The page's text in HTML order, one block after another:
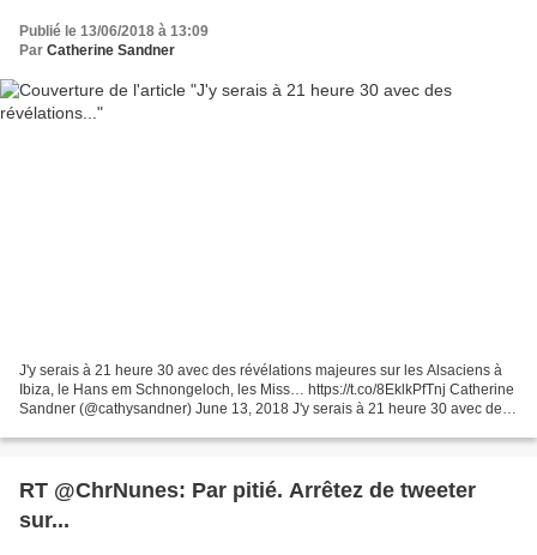
Publié le 13/06/2018 à 13:09
Par Catherine Sandner
J'y serais à 21 heure 30 avec des révélations majeures sur les Alsaciens à
Ibiza, le Hans em Schnongeloch, les Miss… https://t.co/8EklkPfTnj Catherine
Sandner (@cathysandner) June 13, 2018 J'y serais à 21 heure 30 avec des
RT @ChrNunes: Par pitié. Arrêtez de tweeter
sur...